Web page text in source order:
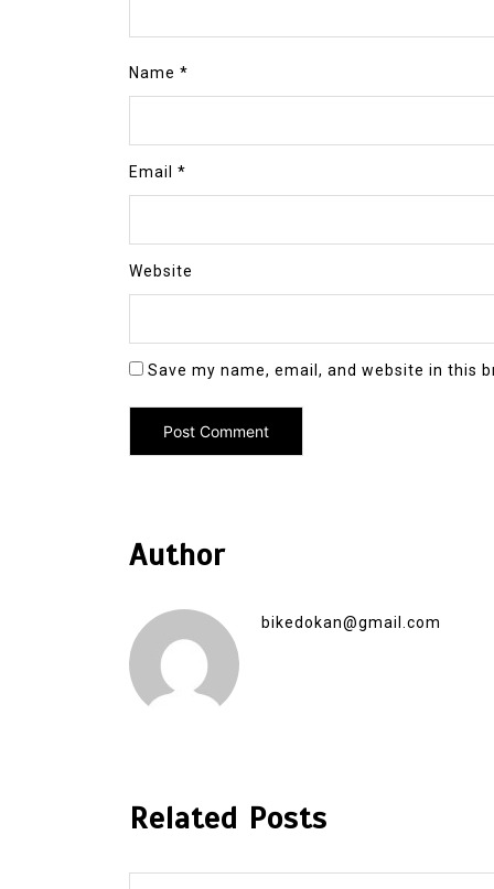
Name *
Email *
Website
Save my name, email, and website in this
Author
bikedokan@gmail.com
Related Posts